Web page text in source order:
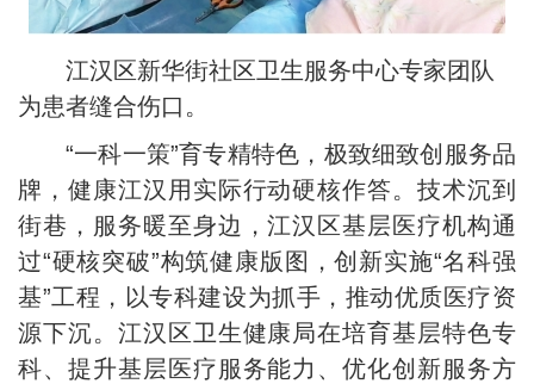
江汉区新华街社区卫生服务中心专家团队
为患者缝合伤口。
“一科一策”育专精特色，极致细致创服务品
牌，健康江汉用实际行动硬核作答。技术沉到
街巷，服务暖至身边，江汉区基层医疗机构通
过“硬核突破”构筑健康版图，创新实施“名科强
基”工程，以专科建设为抓手，推动优质医疗资
源下沉。江汉区卫生健康局在培育基层特色专
科、提升基层医疗服务能力、优化创新服务方